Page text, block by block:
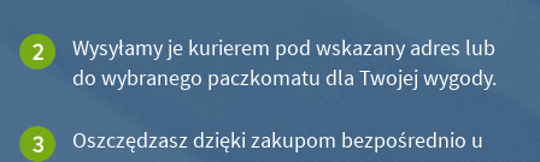
Wysyłamy je kurierem pod wskazany adres lub
do wybranego paczkomatu dla Twojej wygody.
Oszczędzasz dzięki zakupom bezpośrednio u